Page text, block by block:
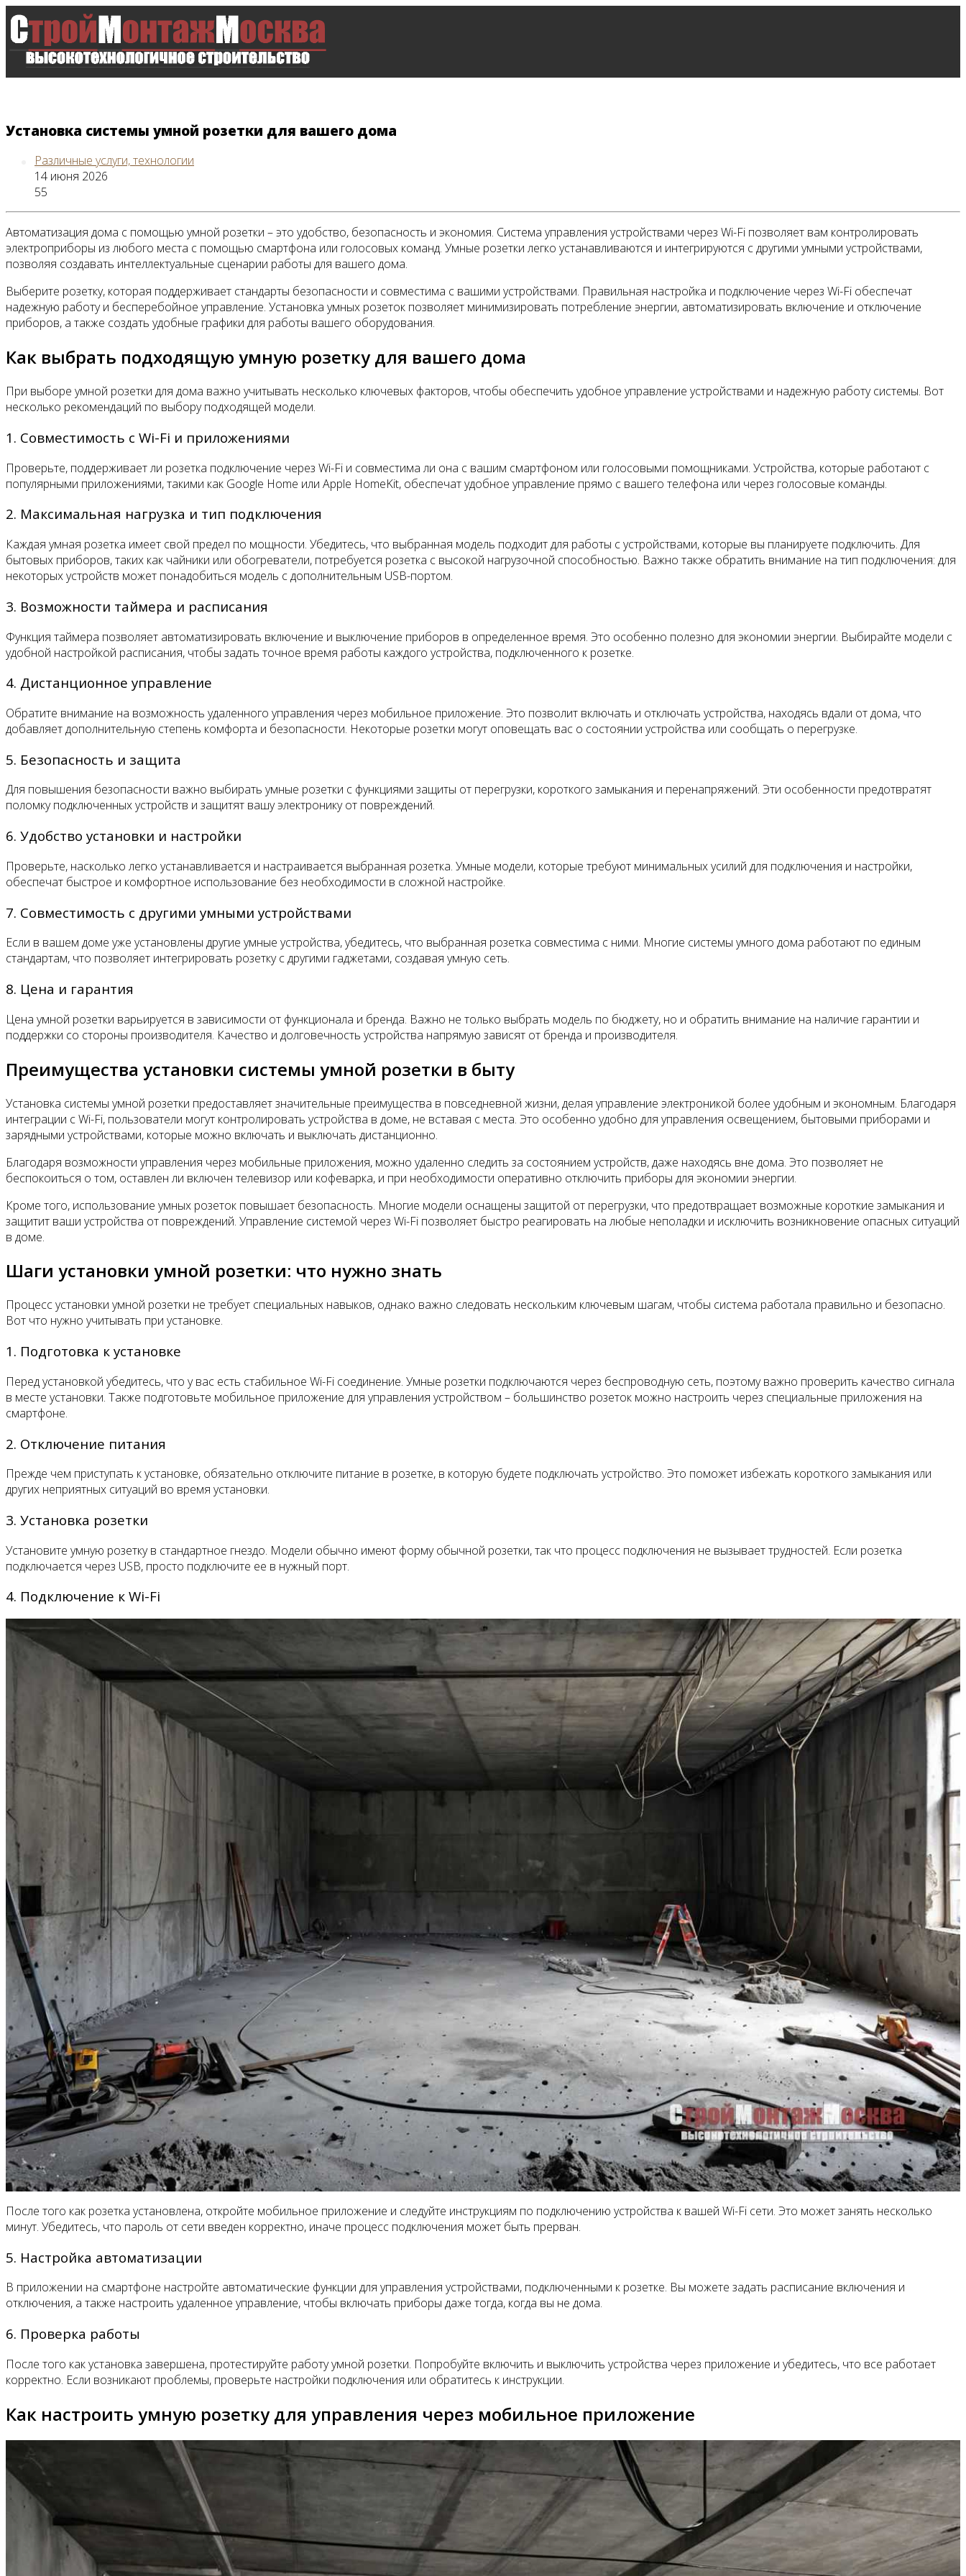
Главная
Все новости
Видео
Установка системы умной розетки для вашего дома
Различные услуги, технологии
14 июня 2026
55
Автоматизация дома с помощью умной розетки – это удобство, безопасность и экономия. Система управления устройствами через Wi-Fi позволяет вам контролировать
электроприборы из любого места с помощью смартфона или голосовых команд. Умные розетки легко устанавливаются и интегрируются с другими умными устройствами,
позволяя создавать интеллектуальные сценарии работы для вашего дома.
Выберите розетку, которая поддерживает стандарты безопасности и совместима с вашими устройствами. Правильная настройка и подключение через Wi-Fi обеспечат
надежную работу и бесперебойное управление. Установка умных розеток позволяет минимизировать потребление энергии, автоматизировать включение и отключение
приборов, а также создать удобные графики для работы вашего оборудования.
Как выбрать подходящую умную розетку для вашего дома
При выборе умной розетки для дома важно учитывать несколько ключевых факторов, чтобы обеспечить удобное управление устройствами и надежную работу системы. Вот
несколько рекомендаций по выбору подходящей модели.
1. Совместимость с Wi-Fi и приложениями
Проверьте, поддерживает ли розетка подключение через Wi-Fi и совместима ли она с вашим смартфоном или голосовыми помощниками. Устройства, которые работают с
популярными приложениями, такими как Google Home или Apple HomeKit, обеспечат удобное управление прямо с вашего телефона или через голосовые команды.
2. Максимальная нагрузка и тип подключения
Каждая умная розетка имеет свой предел по мощности. Убедитесь, что выбранная модель подходит для работы с устройствами, которые вы планируете подключить. Для
бытовых приборов, таких как чайники или обогреватели, потребуется розетка с высокой нагрузочной способностью. Важно также обратить внимание на тип подключения: для
некоторых устройств может понадобиться модель с дополнительным USB-портом.
3. Возможности таймера и расписания
Функция таймера позволяет автоматизировать включение и выключение приборов в определенное время. Это особенно полезно для экономии энергии. Выбирайте модели с
удобной настройкой расписания, чтобы задать точное время работы каждого устройства, подключенного к розетке.
4. Дистанционное управление
Обратите внимание на возможность удаленного управления через мобильное приложение. Это позволит включать и отключать устройства, находясь вдали от дома, что
добавляет дополнительную степень комфорта и безопасности. Некоторые розетки могут оповещать вас о состоянии устройства или сообщать о перегрузке.
5. Безопасность и защита
Для повышения безопасности важно выбирать умные розетки с функциями защиты от перегрузки, короткого замыкания и перенапряжений. Эти особенности предотвратят
поломку подключенных устройств и защитят вашу электронику от повреждений.
6. Удобство установки и настройки
Проверьте, насколько легко устанавливается и настраивается выбранная розетка. Умные модели, которые требуют минимальных усилий для подключения и настройки,
обеспечат быстрое и комфортное использование без необходимости в сложной настройке.
7. Совместимость с другими умными устройствами
Если в вашем доме уже установлены другие умные устройства, убедитесь, что выбранная розетка совместима с ними. Многие системы умного дома работают по единым
стандартам, что позволяет интегрировать розетку с другими гаджетами, создавая умную сеть.
8. Цена и гарантия
Цена умной розетки варьируется в зависимости от функционала и бренда. Важно не только выбрать модель по бюджету, но и обратить внимание на наличие гарантии и
поддержки со стороны производителя. Качество и долговечность устройства напрямую зависят от бренда и производителя.
Преимущества установки системы умной розетки в быту
Установка системы умной розетки предоставляет значительные преимущества в повседневной жизни, делая управление электроникой более удобным и экономным. Благодаря
интеграции с Wi-Fi, пользователи могут контролировать устройства в доме, не вставая с места. Это особенно удобно для управления освещением, бытовыми приборами и
зарядными устройствами, которые можно включать и выключать дистанционно.
Благодаря возможности управления через мобильные приложения, можно удаленно следить за состоянием устройств, даже находясь вне дома. Это позволяет не
беспокоиться о том, оставлен ли включен телевизор или кофеварка, и при необходимости оперативно отключить приборы для экономии энергии.
Кроме того, использование умных розеток повышает безопасность. Многие модели оснащены защитой от перегрузки, что предотвращает возможные короткие замыкания и
защитит ваши устройства от повреждений. Управление системой через Wi-Fi позволяет быстро реагировать на любые неполадки и исключить возникновение опасных ситуаций
в доме.
Шаги установки умной розетки: что нужно знать
Процесс установки умной розетки не требует специальных навыков, однако важно следовать нескольким ключевым шагам, чтобы система работала правильно и безопасно.
Вот что нужно учитывать при установке.
1. Подготовка к установке
Перед установкой убедитесь, что у вас есть стабильное Wi-Fi соединение. Умные розетки подключаются через беспроводную сеть, поэтому важно проверить качество сигнала
в месте установки. Также подготовьте мобильное приложение для управления устройством – большинство розеток можно настроить через специальные приложения на
смартфоне.
2. Отключение питания
Прежде чем приступать к установке, обязательно отключите питание в розетке, в которую будете подключать устройство. Это поможет избежать короткого замыкания или
других неприятных ситуаций во время установки.
3. Установка розетки
Установите умную розетку в стандартное гнездо. Модели обычно имеют форму обычной розетки, так что процесс подключения не вызывает трудностей. Если розетка
подключается через USB, просто подключите ее в нужный порт.
4. Подключение к Wi-Fi
После того как розетка установлена, откройте мобильное приложение и следуйте инструкциям по подключению устройства к вашей Wi-Fi сети. Это может занять несколько
минут. Убедитесь, что пароль от сети введен корректно, иначе процесс подключения может быть прерван.
5. Настройка автоматизации
В приложении на смартфоне настройте автоматические функции для управления устройствами, подключенными к розетке. Вы можете задать расписание включения и
отключения, а также настроить удаленное управление, чтобы включать приборы даже тогда, когда вы не дома.
6. Проверка работы
После того как установка завершена, протестируйте работу умной розетки. Попробуйте включить и выключить устройства через приложение и убедитесь, что все работает
корректно. Если возникают проблемы, проверьте настройки подключения или обратитесь к инструкции.
Как настроить умную розетку для управления через мобильное приложение